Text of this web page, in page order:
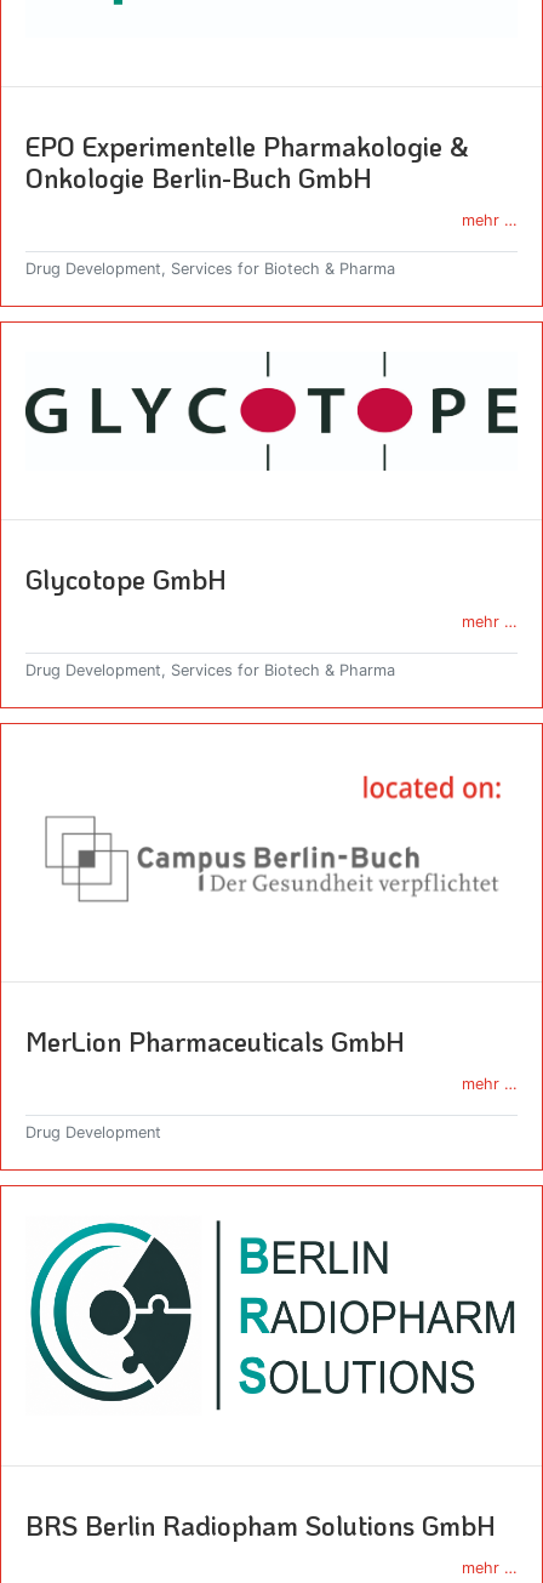
EPO Experimentelle Pharmakologie &
Onkologie Berlin-Buch GmbH
mehr …
Drug Development, Services for Biotech & Pharma
Glycotope GmbH
mehr …
Drug Development, Services for Biotech & Pharma
MerLion Pharmaceuticals GmbH
mehr …
Drug Development
BRS Berlin Radiopham Solutions GmbH
mehr …